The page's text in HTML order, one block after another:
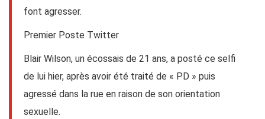
font agresser.
Premier Poste Twitter
Blair Wilson, un écossais de 21 ans, a posté ce selfi
de lui hier, après avoir été traité de « PD » puis
agressé dans la rue en raison de son orientation
sexuelle.